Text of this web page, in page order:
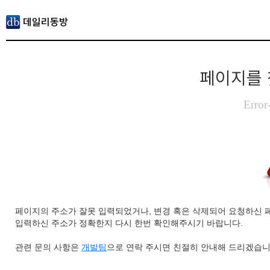
페이지를
페이지의 주소가 잘못 입력되었거나, 변경 혹은 삭제되어 요청하신
입력하신 주소가 정확한지 다시 한번 확인해주시기 바랍니다.
관련 문의 사항은 개발팀 으로 연락 주시면 친절히 안내해 드리겠습